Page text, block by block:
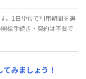
。1日単位で利用期間を選
栓手続き・契約は不要で
みましょう！